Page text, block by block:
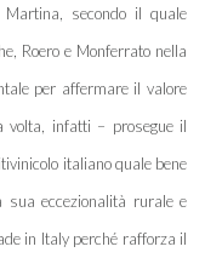
secondo il quale
Roero e Monferrato nella
per affermare il valore
volta, infatti – prosegue il
italiano quale bene
sua eccezionalità rurale e
in Italy perché rafforza il